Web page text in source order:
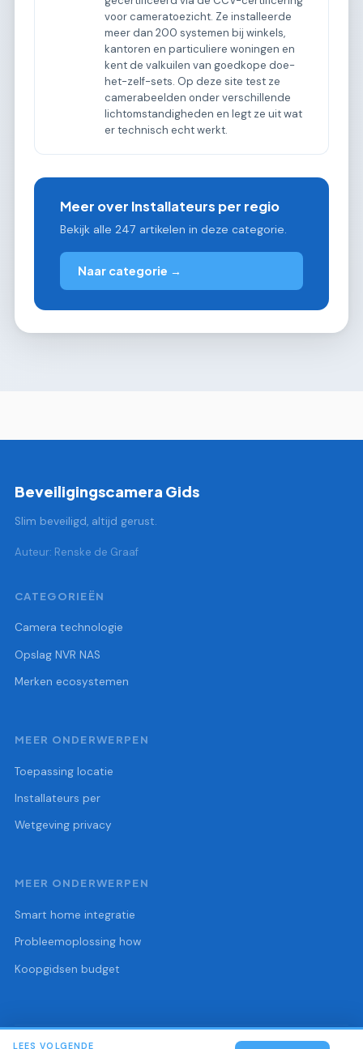
voor cameratoezicht. Ze installeerde
meer dan 200 systemen bij winkels,
kantoren en particuliere woningen en
kent de valkuilen van goedkope doe-
het-zelf-sets. Op deze site test ze
camerabeelden onder verschillende
lichtomstandigheden en legt ze uit wat
er technisch echt werkt.
Meer over Installateurs per regio
Bekijk alle 247 artikelen in deze categorie.
Naar categorie →
Beveiligingscamera Gids
Slim beveiligd, altijd gerust.
Auteur: Renske de Graaf
CATEGORIEËN
Camera technologie
Opslag NVR NAS
Merken ecosystemen
MEER ONDERWERPEN
Toepassing locatie
Installateurs per
Wetgeving privacy
MEER ONDERWERPEN
Smart home integratie
Probleemoplossing how
Koopgidsen budget
LEES VOLGENDE